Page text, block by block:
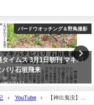
バードウオッチング＆野鳥撮影
タイムス 3月1日朝刊 マキバ
バリ石垣飛来
年3月1日
YouTube
【神出鬼没】ヤ